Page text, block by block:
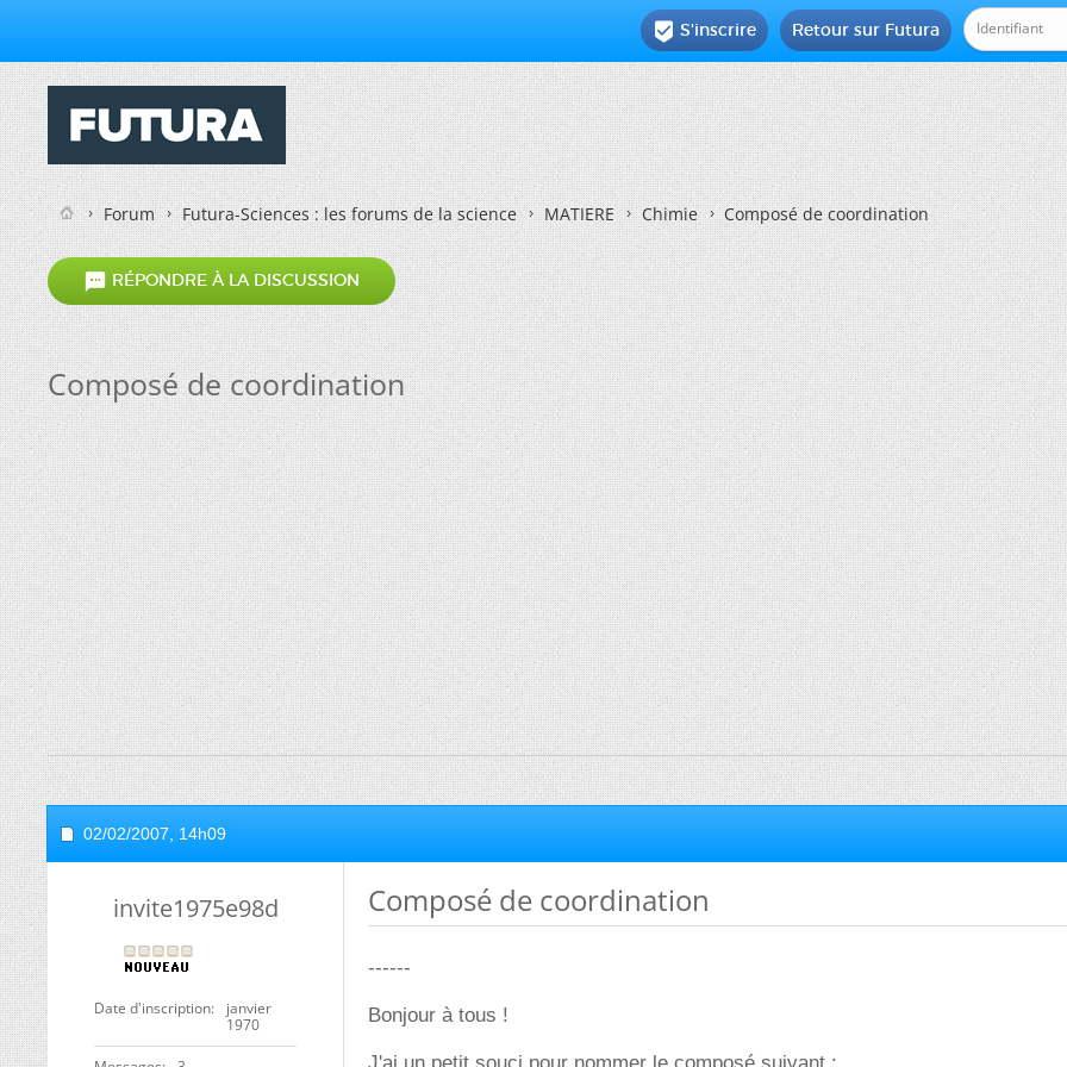
Retour sur Futura
 S'inscrire
Forum Futura-Sciences : les forums de la science MATIERE Chimie Composé de coordination
 RÉPONDRE À LA DISCUSSION
Composé de coordination
02/02/2007, 14h09
invite1975e98d
Date d'inscription
janvier
1970
Composé de coordination
------
Bonjour à tous !